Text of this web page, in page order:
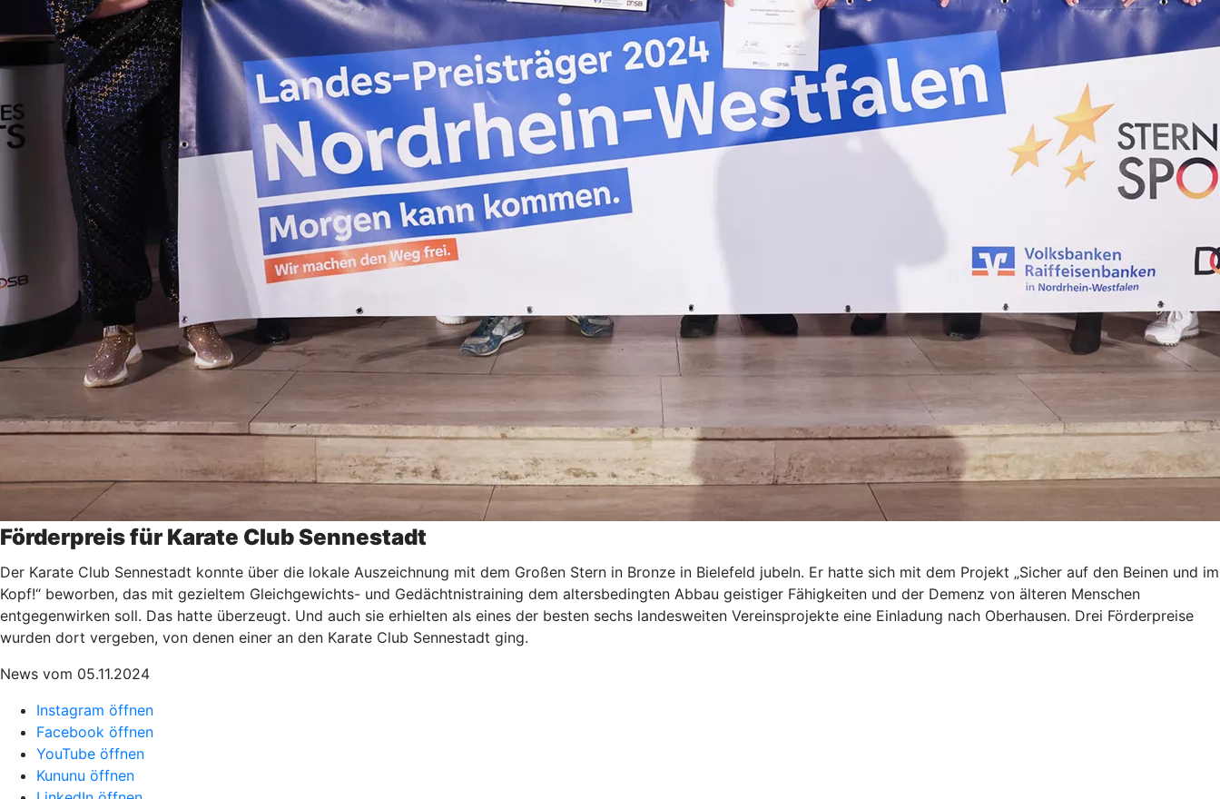
Förderpreis für Karate Club Sennestadt
Der Karate Club Sennestadt konnte über die lokale Auszeichnung mit dem Großen Stern in Bronze in Bielefeld jubeln. Er hatte sich mit dem Projekt „Sicher auf den Beinen und im
Kopf!“ beworben, das mit gezieltem Gleichgewichts- und Gedächtnistraining dem altersbedingten Abbau geistiger Fähigkeiten und der Demenz von älteren Menschen
entgegenwirken soll. Das hatte überzeugt. Und auch sie erhielten als eines der besten sechs landesweiten Vereinsprojekte eine Einladung nach Oberhausen. Drei Förderpreise
wurden dort vergeben, von denen einer an den Karate Club Sennestadt ging.
News vom 05.11.2024
Instagram öffnen
Facebook öffnen
YouTube öffnen
Kununu öffnen